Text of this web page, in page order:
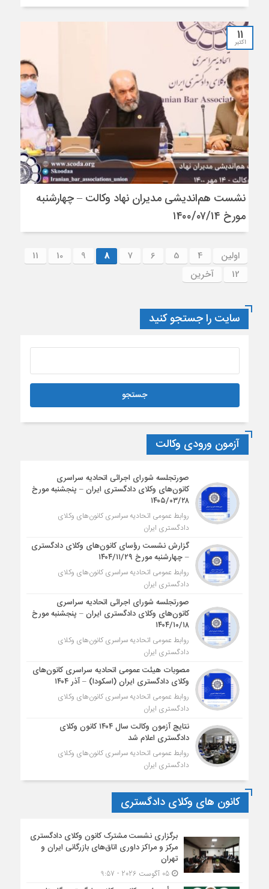
11
اکتبر
نشست هم‌اندیشی مدیران نهاد وکالت – چهارشنبه
مورخ ۱۴۰۰/۰۷/۱۴
اولین 4
5
6
7
8
9
10
11
12
آخرین
سایت را جستجو کنید
آزمون ورودی وکالت
صورتجلسه شورای اجرائی اتحادیه سراسری
کانون‌های وکلای دادگستری ایران – پنجشنبه مورخ
۱۴۰۵/۰۳/۲۸
روابط عمومی اتحادیه سراسری کانون‌های وکلای
دادگستری ایران
گزارش نشست رؤسای کانون‌های وکلای دادگستری
– چهارشنبه مورخ ۱۴۰۴/۱۱/۲۹
روابط عمومی اتحادیه سراسری کانون‌های وکلای
دادگستری ایران
صورتجلسه شورای اجرائی اتحادیه سراسری
کانون‌های وکلای دادگستری ایران – پنجشنبه مورخ
۱۴۰۴/۱۰/۱۸
روابط عمومی اتحادیه سراسری کانون‌های وکلای
دادگستری ایران
مصوبات هیئت عمومی اتحادیه سراسری کانون‌های
وکلای دادگستری ایران (اسکودا) – آذر ۱۴۰۴
روابط عمومی اتحادیه سراسری کانون‌های وکلای
دادگستری ایران
نتایج آزمون وکالت سال ۱۴۰۴ کانون وکلای
دادگستری اعلام شد
روابط عمومی اتحادیه سراسری کانون‌های وکلای
دادگستری ایران
کانون های وکلای دادگستری
برگزاری نشست مشترک کانون وکلای دادگستری
مرکز و مراکز داوری اتاق‌های بازرگانی ایران و
تهران
05 آگوست 2026 - 9:57